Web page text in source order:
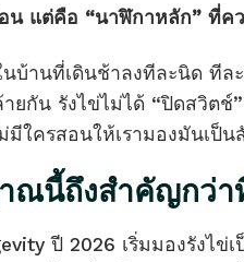
อน แต่คือ “นาฬิกาหลัก” ที่
บ้านที่เดินช้าลงทีละนิด ที
ยกัน รังไข่ไม่ได้ “ปิดสวิต
มีใครสอนให้เรามองมันเป็
ณนี้ถึงสำคัญกว่
ปี 2026 เริ่มมองรังไ